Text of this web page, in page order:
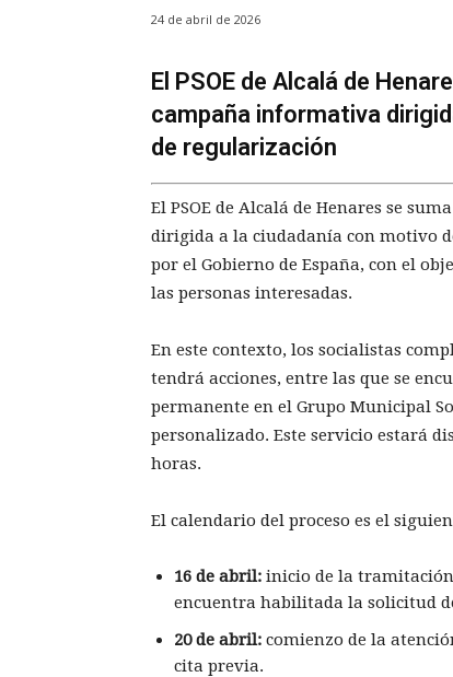
24 de abril de 2026
El PSOE de Alcalá de
campaña informativa
de regularización
El PSOE de Alcalá de Henares se
dirigida a la ciudadanía con motivo
por el Gobierno de España, con el
las personas interesadas.
En este contexto, los socialistas
tendrá acciones, entre las que se
permanente en el Grupo Municipal
personalizado. Este servicio estará
horas.
El calendario del proceso es el
16 de abril: inicio de la tramitación
encuentra habilitada la solicitud
20 de abril: comienzo de la
cita previa.